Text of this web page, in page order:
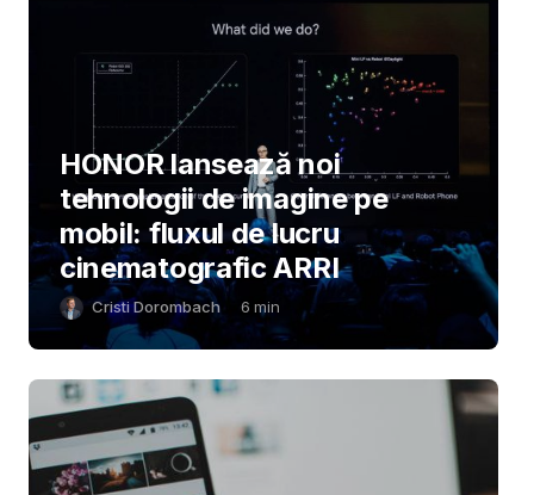
HONOR lansează noi
tehnologii de imagine pe
mobil: fluxul de lucru
cinematografic ARRI
Cristi Dorombach 6 min